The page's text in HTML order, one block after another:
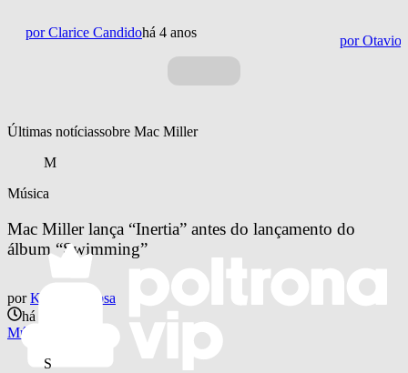
porClarice Candidohá 4 anos
porOtavio
Últimas notíciassobre Mac Miller
M
Música
Mac Miller lança “Inertia” antes do lançamento do
álbum “Swimming”
por Kaliel Barbosa
há 8 anos
Música
S